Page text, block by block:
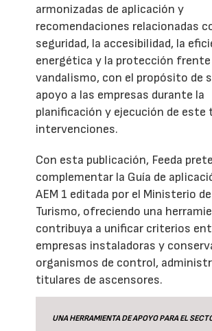
armonizadas de aplicación y
recomendaciones relacionadas
seguridad, la accesibilidad, la
energética y la protección frente
vandalismo, con el propósito de
apoyo a las empresas durante la
planificación y ejecución de este
intervenciones.
Con esta publicación, Feeda
complementar la Guía de
AEM 1 editada por el Ministerio
Turismo, ofreciendo una
contribuya a unificar criterios
empresas instaladoras y
organismos de control,
titulares de ascensores.
UNA HERRAMIENTA DE APOYO PARA EL